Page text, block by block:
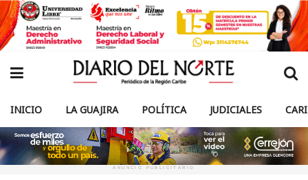
INICIO LA GUAJIRA POLÍTICA JUDICIALES
ANUNCIO PUBLICITARIO